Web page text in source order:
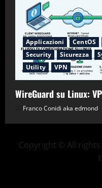
Applicazioni CentOS
Security
Sicurezza
Utility
VPN
WireGuard su Linux:
Franco Conidi aka edmond
Copyright © All